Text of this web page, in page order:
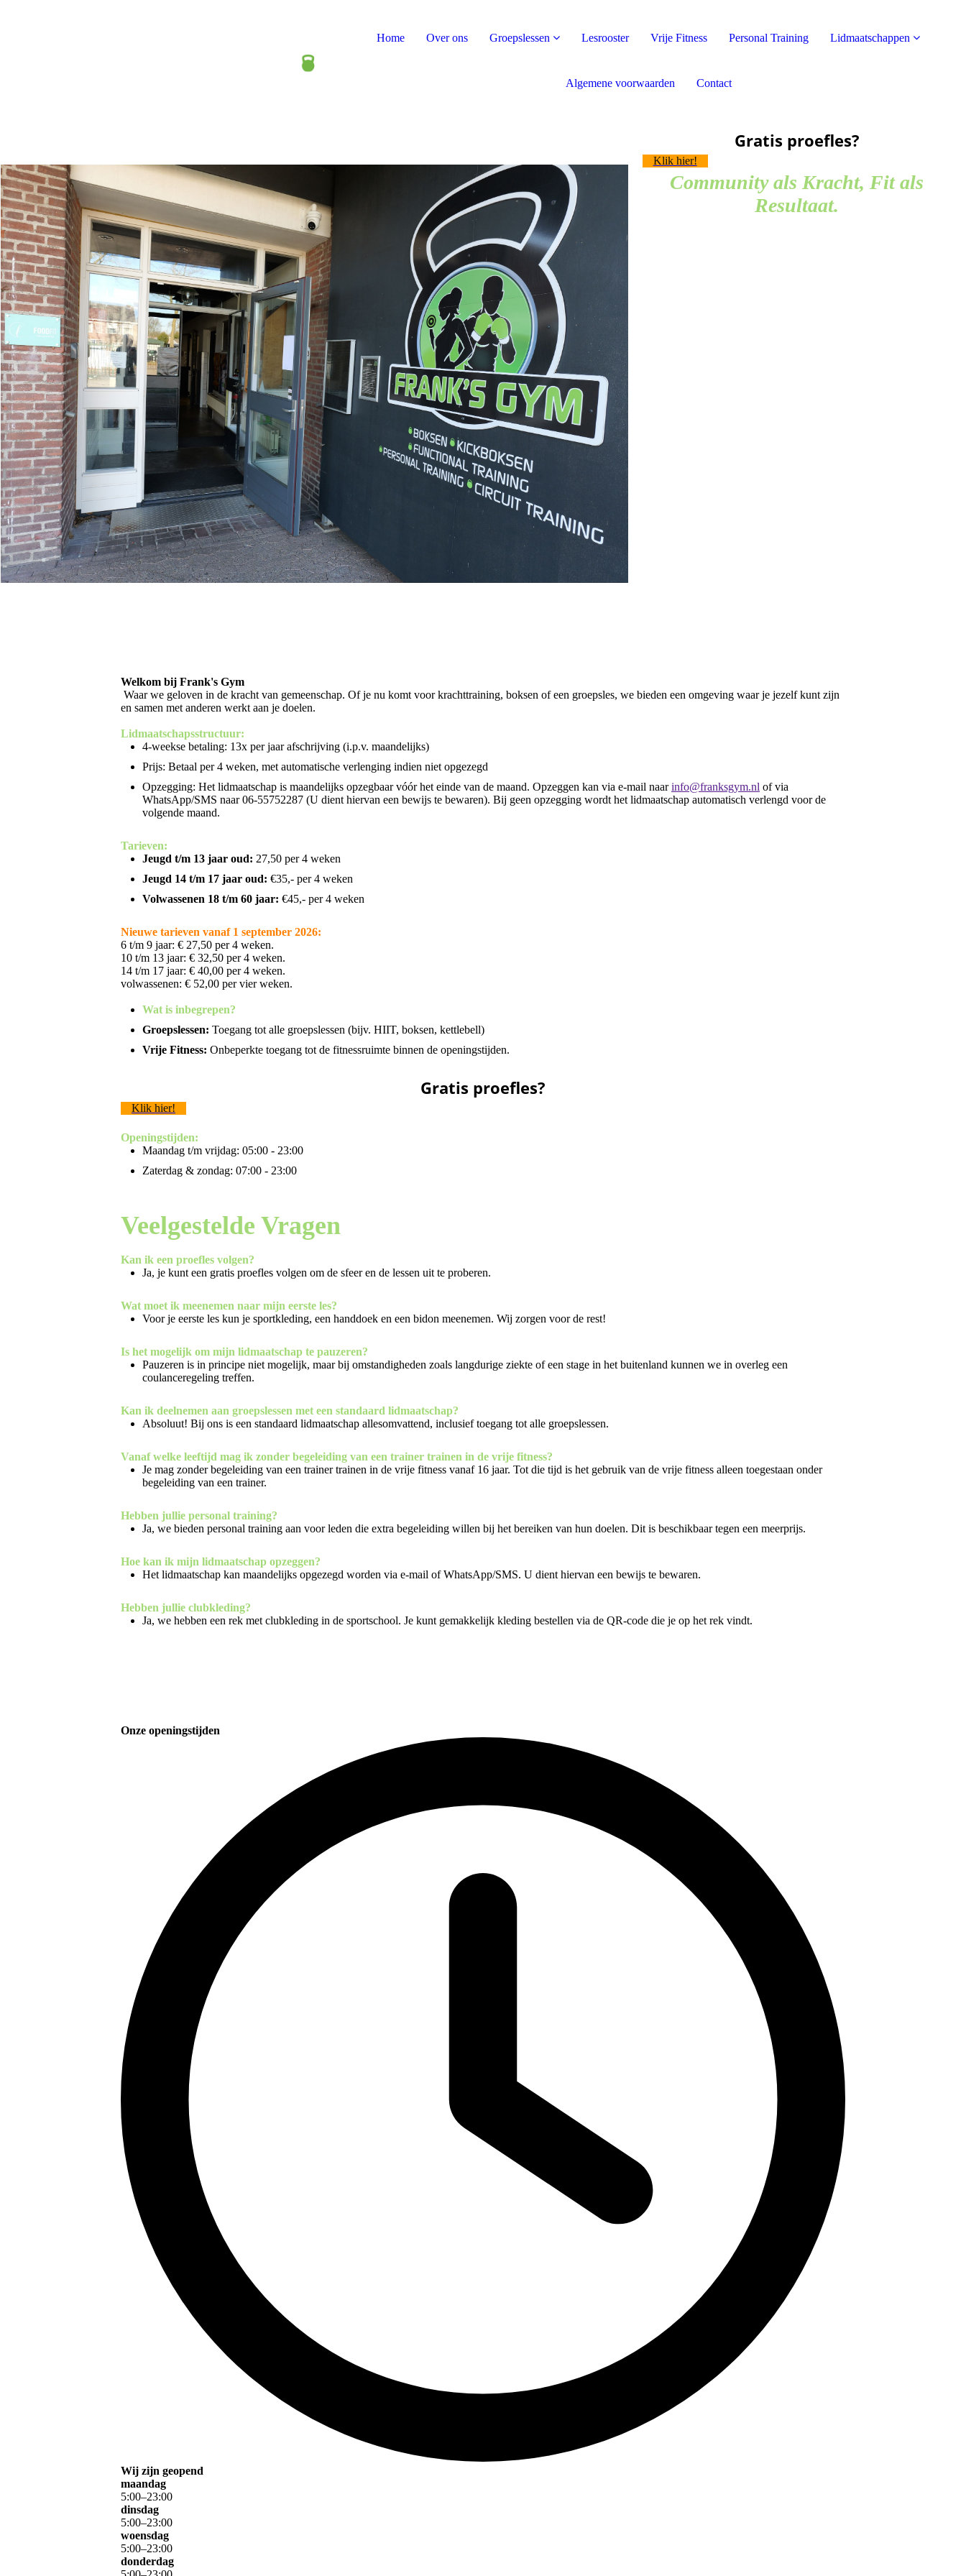
Home Over ons Groepslessen Lesrooster Vrije Fitness Personal Training Lidmaatschappen
Algemene voorwaarden Contact
Gratis proefles?
Klik hier!
Community als Kracht, Fit als
Resultaat.
Welkom bij Frank's Gym
Waar we geloven in de kracht van gemeenschap. Of je nu komt voor krachttraining, boksen of een groepsles, we bieden een omgeving waar je jezelf kunt zijn
en samen met anderen werkt aan je doelen.
Lidmaatschapsstructuur:
4-weekse betaling: 13x per jaar afschrijving (i.p.v. maandelijks)
Prijs: Betaal per 4 weken, met automatische verlenging indien niet opgezegd
Opzegging: Het lidmaatschap is maandelijks opzegbaar vóór het einde van de maand. Opzeggen kan via e-mail naarinfo@franksgym.nl of via
WhatsApp/SMS naar 06-55752287 (U dient hiervan een bewijs te bewaren). Bij geen opzegging wordt het lidmaatschap automatisch verlengd voor de
volgende maand.
Tarieven:
Jeugd t/m 13 jaar oud: 27,50 per 4 weken
Jeugd 14 t/m 17 jaar oud: €35,- per 4 weken
Volwassenen 18 t/m 60 jaar: €45,- per 4 weken
Nieuwe tarieven vanaf 1 september 2026:
6 t/m 9 jaar: € 27,50 per 4 weken.
10 t/m 13 jaar: € 32,50 per 4 weken.
14 t/m 17 jaar: € 40,00 per 4 weken.
volwassenen: € 52,00 per vier weken.
Wat is inbegrepen?
Groepslessen: Toegang tot alle groepslessen (bijv. HIIT, boksen, kettlebell)
Vrije Fitness: Onbeperkte toegang tot de fitnessruimte binnen de openingstijden.
Gratis proefles?
Klik hier!
Openingstijden:
Maandag t/m vrijdag: 05:00 - 23:00
Zaterdag & zondag: 07:00 - 23:00
Veelgestelde Vragen
Kan ik een proefles volgen?
Ja, je kunt een gratis proefles volgen om de sfeer en de lessen uit te proberen.
Wat moet ik meenemen naar mijn eerste les?
Voor je eerste les kun je sportkleding, een handdoek en een bidon meenemen. Wij zorgen voor de rest!
Is het mogelijk om mijn lidmaatschap te pauzeren?
Pauzeren is in principe niet mogelijk, maar bij omstandigheden zoals langdurige ziekte of een stage in het buitenland kunnen we in overleg een
coulanceregeling treffen.
Kan ik deelnemen aan groepslessen met een standaard lidmaatschap?
Absoluut! Bij ons is een standaard lidmaatschap allesomvattend, inclusief toegang tot alle groepslessen.
Vanaf welke leeftijd mag ik zonder begeleiding van een trainer trainen in de vrije fitness?
Je mag zonder begeleiding van een trainer trainen in de vrije fitness vanaf 16 jaar. Tot die tijd is het gebruik van de vrije fitness alleen toegestaan onder
begeleiding van een trainer.
Hebben jullie personal training?
Ja, we bieden personal training aan voor leden die extra begeleiding willen bij het bereiken van hun doelen. Dit is beschikbaar tegen een meerprijs.
Hoe kan ik mijn lidmaatschap opzeggen?
Het lidmaatschap kan maandelijks opgezegd worden via e-mail of WhatsApp/SMS. U dient hiervan een bewijs te bewaren.
Hebben jullie clubkleding?
Ja, we hebben een rek met clubkleding in de sportschool. Je kunt gemakkelijk kleding bestellen via de QR-code die je op het rek vindt.
Onze openingstijden
Wij zijn geopend
maandag
5:00–23:00
dinsdag
5:00–23:00
woensdag
5:00–23:00
donderdag